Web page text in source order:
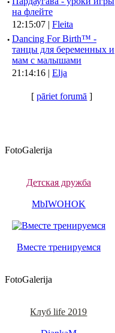
на флейте
12:15:07 | Fleita
· Dancing For Birth™ -
танцы для беременных и
мам с малышами
21:14:16 | Elja
[pāriet forumā ]
FotoGalerija
Детская дружба
MbIWOHOK
Вместе тренируемся
FotoGalerija
Клуб life 2019